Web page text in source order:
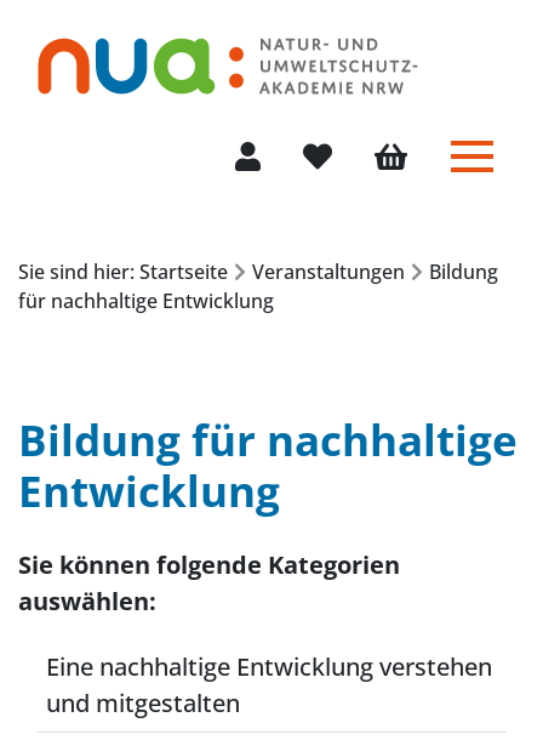
Menü
Sie sind hier: Startseite Veranstaltungen
Bildung
für nachhaltige Entwicklung
Bildung für nachhaltige
Entwicklung
Sie können folgende Kategorien
auswählen:
Eine nachhaltige Entwicklung verstehen
und mitgestalten